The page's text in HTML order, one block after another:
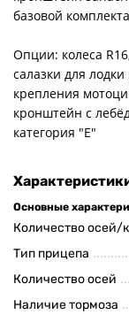
базовой
Опции: колеса
салазки для
крепления
кронштейн с
категория "Е"
Основные
Количество осей/
Тип прицепа
Количество осей
Наличие тормоза